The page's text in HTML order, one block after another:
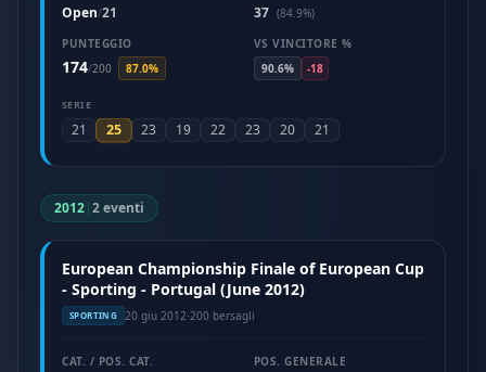
Open/21 37 (84.9%)
PUNTEGGIO
174/200 87.0%
VS VINCITORE %
90.6%
-18
SERIE
21 25 23 19 22 23 20 21
2012|2 eventi
European Championship Finale of European Cup
- Sporting - Portugal (June 2012)
SPORTING 20 giu 2012·200 bersagli
CAT. / POS. CAT. POS. GENERALE